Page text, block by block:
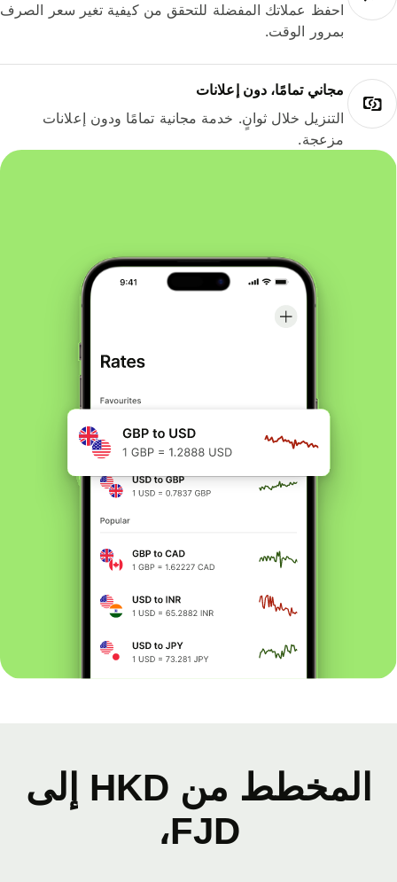
احفظ عملاتك المفضلة للتحقق من كيفية تغير سعر الصرف
بمرور الوقت.
مجاني تمامًا، دون إعلانات
التنزيل خلال ثوانٍ. خدمة مجانية تمامًا ودون إعلانات
مزعجة.
المخطط من HKD إلى
FJD،